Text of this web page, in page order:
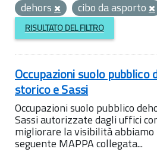
dehors
cibo da asporto
RISULTATO DEL FILTRO
Occupazioni suolo pubblico
storico e Sassi
Occupazioni suolo pubblico
Sassi autorizzate dagli uffici
migliorare la visibilità
seguente MAPPA collegata...